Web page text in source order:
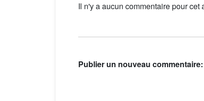
Il n'y a aucun commentaire pour
Publier un nouveau commentaire: